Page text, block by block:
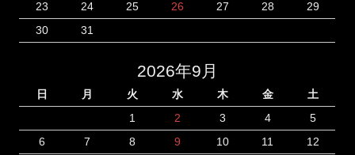
23
24 25 26 27 28
29
30
31
2026年9月
日 月 火 水 木 金
土
1
2 3 4
5
6
7 8 9 10 11
12